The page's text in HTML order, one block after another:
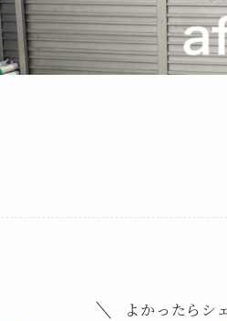
よかったらシ